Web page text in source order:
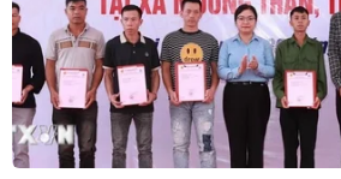
03/08/2026 03:55
Động đất tại Nhật Bản: Cộng đồng
người Việt dần ổn định